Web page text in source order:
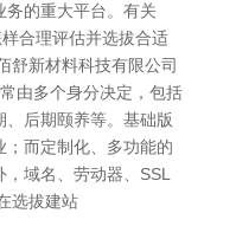
务的重大平台。有关
合理评估并选拔合适
舒新材料科技有限公司
由多个身分决定，包括
、后期颐养等。基础版
；而定制化、多功能的
域名、劳动器、SSL
选拔建站